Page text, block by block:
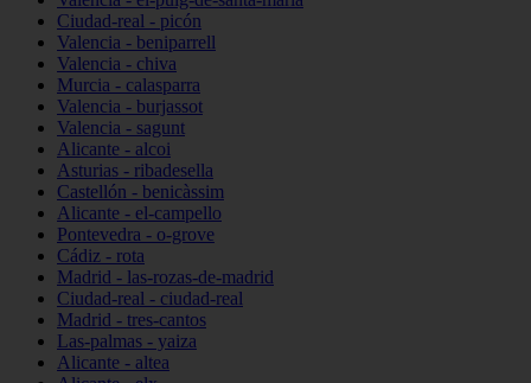
Ciudad-real - picón
Valencia - beniparrell
Valencia - chiva
Murcia - calasparra
Valencia - burjassot
Valencia - sagunt
Alicante - alcoi
Asturias - ribadesella
Castellón - benicàssim
Alicante - el-campello
Pontevedra - o-grove
Cádiz - rota
Madrid - las-rozas-de-madrid
Ciudad-real - ciudad-real
Madrid - tres-cantos
Las-palmas - yaiza
Alicante - altea